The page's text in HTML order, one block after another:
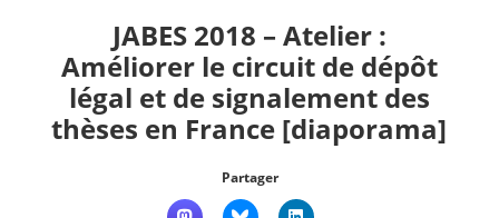
Accueil
JABES 2018 – Atelier :
Améliorer le circuit de dépôt
légal et de signalement des
thèses en France [diaporama]
Partager